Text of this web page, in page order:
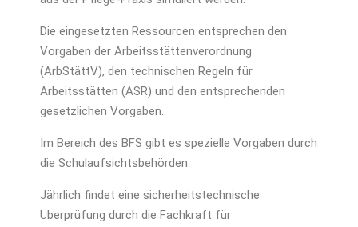
Die eingesetzten Ressourcen entsprechen den
Vorgaben der Arbeitsstättenverordnung
(ArbStättV), den technischen Regeln für
Arbeitsstätten (ASR) und den entsprechenden
gesetzlichen Vorgaben.
Im Bereich des BFS gibt es spezielle Vorgaben durch
die Schulaufsichtsbehörden.
Jährlich findet eine sicherheitstechnische
Überprüfung durch die Fachkraft für